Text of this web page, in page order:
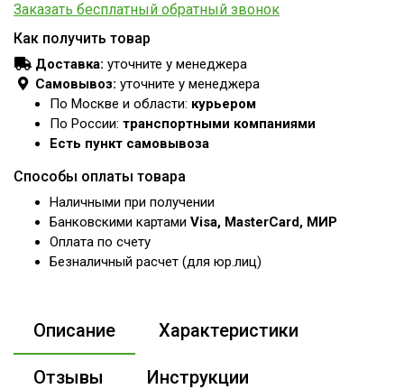
Заказать бесплатный обратный звонок
Как получить товар
Доставка: уточните у менеджера
Самовывоз: уточните у менеджера
По Москве и области: курьером
По России: транспортными компаниями
Есть пункт самовывоза
Способы оплаты товара
Наличными при получении
Банковскими картами Visa, MasterCard, МИР
Оплата по счету
Безналичный расчет (для юр.лиц)
Описание Характеристики
Отзывы Инструкции